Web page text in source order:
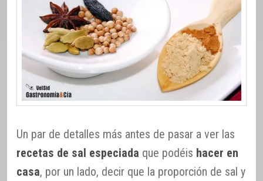
Un par de detalles más antes de pasar a ver las
recetas de sal especiada que podéis hacer en
casa, por un lado, decir que la proporción de sal y